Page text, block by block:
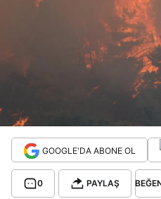
GOOGLE'DA ABONE OL
0 PAYLAŞ
Daki
ka
VARSAYILANA
DÖN